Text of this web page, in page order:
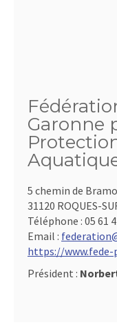
Garonne
5 chemin de
31120 ROQUES-
Téléphone : 05 61
Email :
https://www.fede-
Président :